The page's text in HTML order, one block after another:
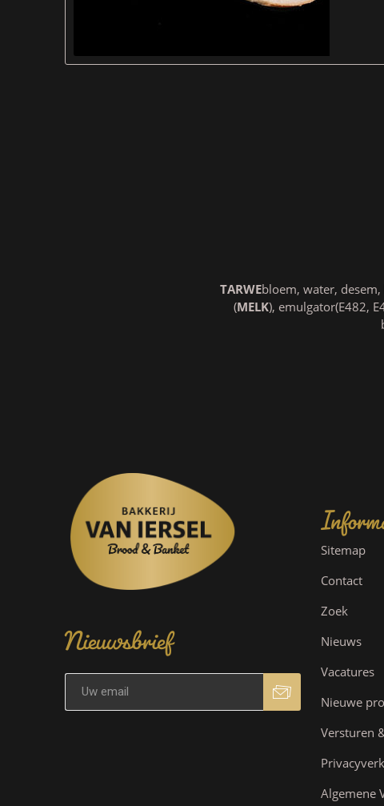
TARWEbloem, water,
(MELK), emulgator(E482,
Nieuwsbrief
Sitemap
Contact
Zoek
Nieuws
Vacatures
Nieuwe
Versturen
Algemene